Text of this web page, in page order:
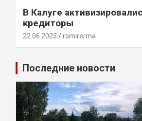
В Калуге
кредиторы
22.06.2023 romirerma
Последние новости